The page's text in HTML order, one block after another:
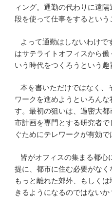
ィング。通勤の代わりに遠
段を使って仕事をするという
よって通勤はしないわけで
はサテライトオフィスから
いう時代をつくろうという趣
本を書いただけではなく、
ワークを進めようといろん
す。最初の狙いは、過密大
市計画を専門とする研究者
ぐためにテレワークが有効で
皆がオフィスの集まる都心
提に、都市に住む必要がな
もっと離れた郊外、もしく
きるようになるのではない